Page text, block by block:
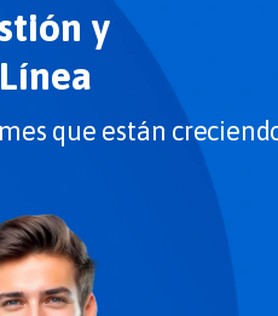
y
que están